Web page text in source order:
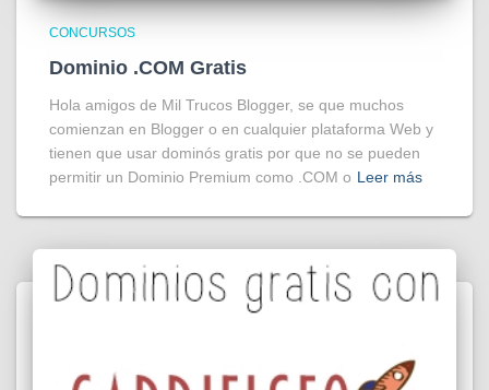
CONCURSOS
Dominio .COM Gratis
Hola amigos de Mil Trucos Blogger, se que muchos
comienzan en Blogger o en cualquier plataforma Web y
tienen que usar dominós gratis por que no se pueden
permitir un Dominio Premium como .COM o Leer más